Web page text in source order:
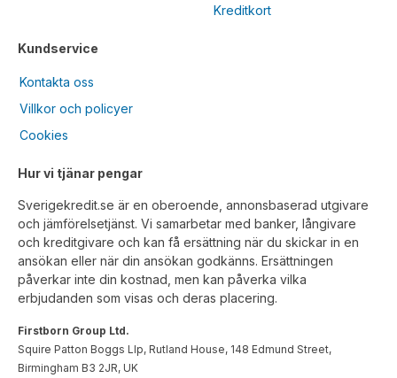
Kundservice
Kontakta oss
Villkor och policyer
Cookies
Kreditkort
Hur vi tjänar pengar
Sverigekredit.se är en oberoende, annonsbaserad utgivare
och jämförelsetjänst. Vi samarbetar med banker, långivare
och kreditgivare och kan få ersättning när du skickar in en
ansökan eller när din ansökan godkänns. Ersättningen
påverkar inte din kostnad, men kan påverka vilka
erbjudanden som visas och deras placering.
Firstborn Group Ltd.
Squire Patton Boggs Llp, Rutland House, 148 Edmund Street,
Birmingham B3 2JR, UK